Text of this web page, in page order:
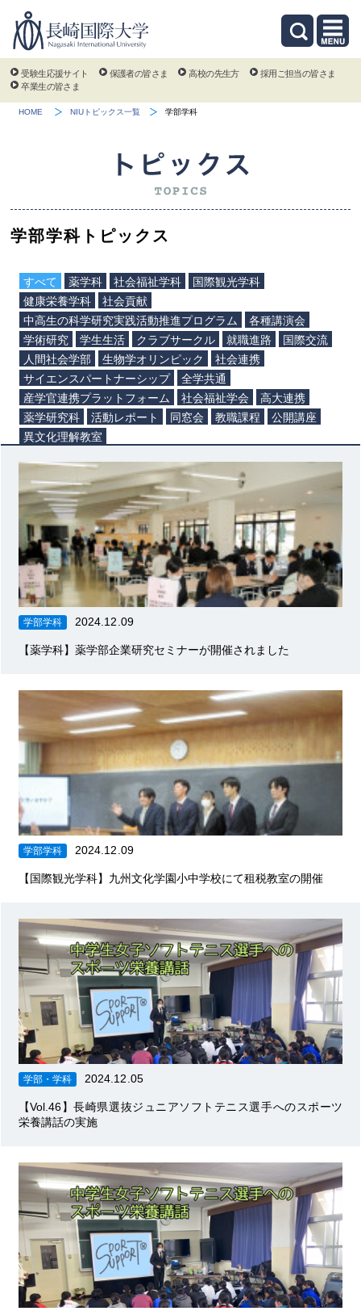
受験生応援サイト 保護者の皆さま 高校の先生方
採用ご担当の皆さま
卒業生の皆さま
HOME NIUトピックス一覧 学部学科
学部学科トピックス
すべて 薬学科 社会福祉学科
国際観光学科
健康栄養学科
社会貢献
中高生の科学研究実践活動推進プログラム
各種講演会
学術研究
学生生活 クラブサークル 就職進路
国際交流
人間社会学部
生物学オリンピック
社会連携
サイエンスパートナーシップ
全学共通
産学官連携プラットフォーム
社会福祉学会
高大連携
薬学研究科
活動レポート 同窓会 教職課程
公開講座
異文化理解教室
学部学科 2024.12.09
【薬学科】薬学部企業研究セミナーが開催されました
学部学科 2024.12.09
【国際観光学科】九州文化学園小中学校にて租税教室の開催
学部・学科 2024.12.05
【Vol.46】長崎県選抜ジュニアソフトテニス選手へのスポーツ
栄養講話の実施